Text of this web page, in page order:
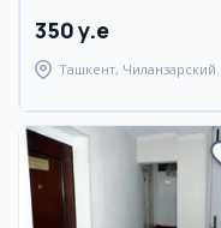
350 y.e
Ташкент, Чиланзарский